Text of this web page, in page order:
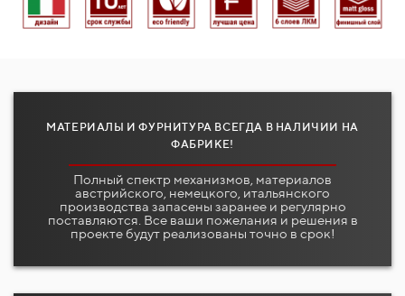
МАТЕРИАЛЫ И ФУРНИТУРА ВСЕГДА В НАЛИЧИИ НА
ФАБРИКЕ!
Полный спектр механизмов, материалов
австрийского, немецкого, итальянского
производства запасены заранее и регулярно
поставляются. Все ваши пожелания и решения в
проекте будут реализованы точно в срок!